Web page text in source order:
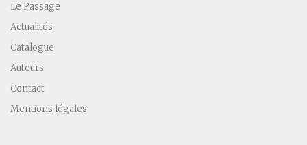
Le Passage
Actualités
Catalogue
Auteurs
Contact
Mentions légales